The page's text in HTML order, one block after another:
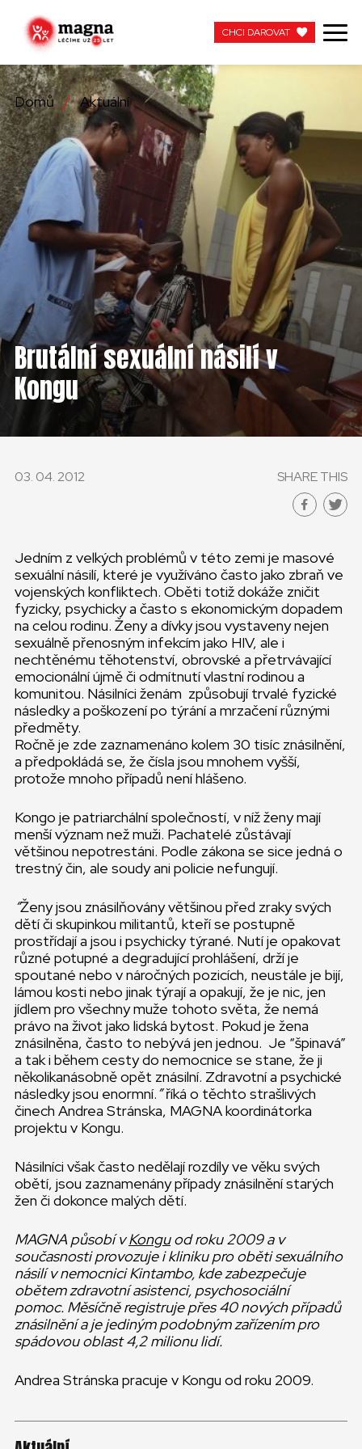
NAŠE PRÁCE
O NÁS
AKTUÁLNÍ
ZAPOJTE SE
PRACUJTE S NÁMI
KONTAKTUJTE NÁS
ČESKÁ REPUBLIKA
GLOBAL
CHCI DAROVAT
Domů Aktuální
Brutální sexuální násilí v
Kongu
03. 04. 2012 SHARE THIS
Jedním z velkých problémů v této zemi je masové
sexuální násilí, které je využíváno často jako zbraň ve
vojenských konfliktech. Oběti totiž dokáže zničit
fyzicky, psychicky a často s ekonomickým dopadem
na celou rodinu. Ženy a dívky jsou vystaveny nejen
sexuálně přenosným infekcím jako HIV, ale i
nechtěnému těhotenství, obrovské a přetrvávající
emocionální újmě či odmítnutí vlastní rodinou a
komunitou. Násilníci ženám způsobují trvalé fyzické
následky a poškození po týrání a mrzačení různými
předměty.
Ročně je zde zaznamenáno kolem 30 tisíc znásilnění,
a předpokládá se, že čísla jsou mnohem vyšší,
protože mnoho případů není hlášeno.
Kongo je patriarchální společností, v níž ženy mají
menší význam než muži. Pachatelé zůstávají
většinou nepotrestáni. Podle zákona se sice jedná o
trestný čin, ale soudy ani policie nefungují.
“Ženy jsou znásilňovány většinou před zraky svých
dětí či skupinkou militantů, kteří se postupně
prostřídají a jsou i psychicky týrané. Nutí je opakovat
různé potupné a degradující prohlášení, drží je
spoutané nebo v náročných pozicích, neustále je bijí,
lámou kosti nebo jinak týrají a opakují, že je nic, jen
jídlem pro všechny muže tohoto světa, že nemá
právo na život jako lidská bytost. Pokud je žena
znásilněna, často to nebývá jen jednou. Je “špinavá”
a tak i během cesty do nemocnice se stane, že ji
několikanásobně opět znásilní. Zdravotní a psychické
následky jsou enormní.”říká o těchto strašlivých
činech Andrea Stránska, MAGNA koordinátorka
projektu v Kongu.
Násilníci však často nedělají rozdíly ve věku svých
obětí, jsou zaznamenány případy znásilnění starých
žen či dokonce malých dětí.
MAGNA působí vKonguod roku 2009 a v
současnosti provozuje i kliniku pro oběti sexuálního
násilí v nemocnici Kintambo, kde zabezpečuje
obětem zdravotní asistenci, psychosociální
pomoc. Měsíčně registruje přes 40 nových případů
znásilnění a je jediným podobným zařízením pro
spádovou oblast 4,2 milionu lidí.
Andrea Stránska pracuje v Kongu od roku 2009.